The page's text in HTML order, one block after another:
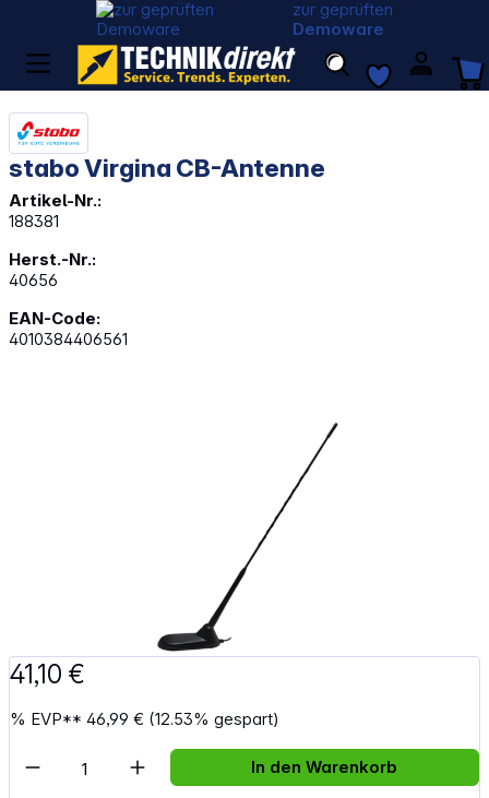
zur geprüften
Demoware
stabo Virgina CB-Antenne
Artikel-Nr.:
188381
Herst.-Nr.:
40656
EAN-Code:
4010384406561
41,10 €
% EVP**46,99 € (12.53% gespart)
Artikel Anzahl: Gib den gewünschten
In den Warenkorb